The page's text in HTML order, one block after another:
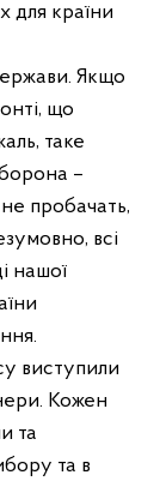
для країни
Якщо
що
таке
–
пробачать,
всі
нашої
виступили
Кожен
та
та в